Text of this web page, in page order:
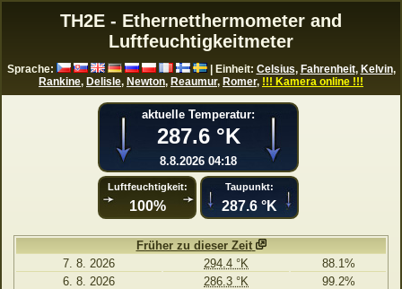
TH2E - Ethernetthermometer and
Luftfeuchtigkeitmeter
Sprache: | Einheit: Celsius, Fahrenheit, Kelvin,
Rankine, Delisle, Newton, Reaumur, Romer, !!! Kamera online !!!
Früher zu dieser Zeit
7. 8. 2026
294.4 °K
88.1%
6. 8. 2026
286.3 °K
99.2%
aktuelle Temperatur:
287.6 °K
8.8.2026 04:18
Luftfeuchtigkeit:
100%
Taupunkt:
287.6 °K